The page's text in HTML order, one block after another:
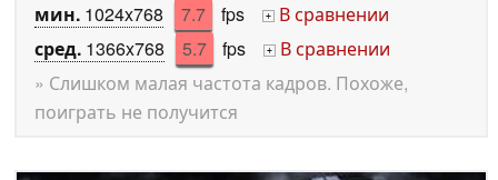
мин. 1024x768 7.7 fps +
В сравнении
сред. 1366x768 5.7 fps +
В сравнении
» Слишком малая частота кадров. Похоже,
поиграть не получится